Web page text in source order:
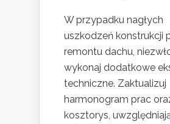
W przypadku nagłych
uszkodzeń konstrukcji
remontu dachu,
wykonaj dodatkowe
techniczne. Zaktualizuj
harmonogram prac
kosztorys,